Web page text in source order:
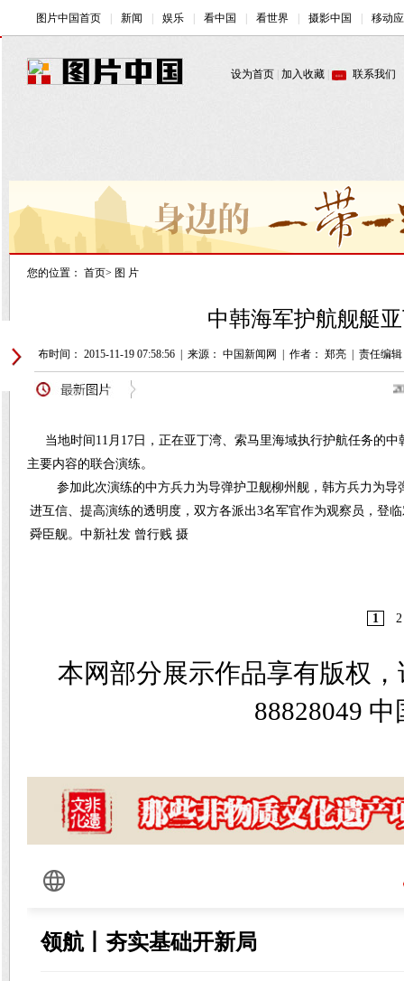
您的位置： 首页> 图 片
中韩海军护航舰艇
发布时间： 2015-11-19 07:58:56 来源： 中国新闻网 作者： 郑亮 责任编
当地时间11月17日，正在亚丁湾、索马里海域执行护航任务的
主要内容的联合演练。
参加此次演练的中方兵力为导弹护卫舰柳州舰，韩方兵力为
进互信、提高演练的透明度，双方各派出3名军官作为观察员，登
舜臣舰。中新社发 曾行贱 摄
1 2
本网部分展示作品享有版权
88828049